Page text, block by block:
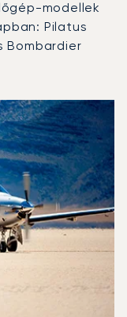
modellek
Pilatus
Bombardier
Ülőhelyek
Hatótávolság (km)